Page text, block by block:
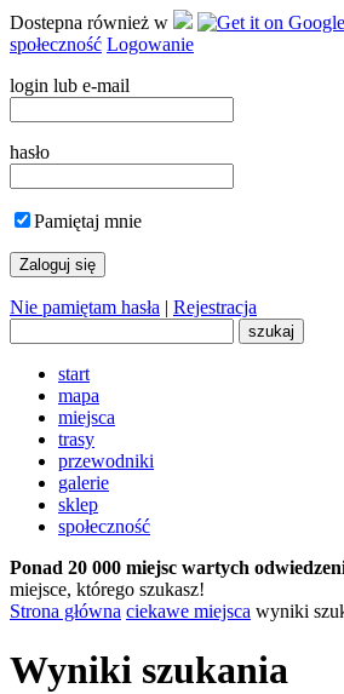
Dostepna również w
społeczność Logowanie
login lub e-mail
hasło
Pamiętaj mnie
Nie pamiętam hasła | Rejestracja
start
mapa
miejsca
trasy
przewodniki
galerie
sklep
społeczność
Ponad 20 000 miejsc wartych
miejsce, którego szukasz!
Strona główna ciekawe miejsca wyniki
Wyniki szukania